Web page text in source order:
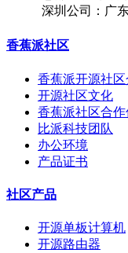
深圳公司：广
香蕉派社区
香蕉派开源社区
开源社区文化
香蕉派社区合
比派科技团队
办公环境
产品证书
社区产品
开源单板计算机
开源路由器